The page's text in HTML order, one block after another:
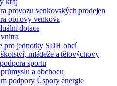
kraj
provozu venkovských prodejen
obnovy venkova
dotace
pro jednotky SDH obcí
mládeže a tělovýchovy
sportu
a obchodu
podpory Úspory energie